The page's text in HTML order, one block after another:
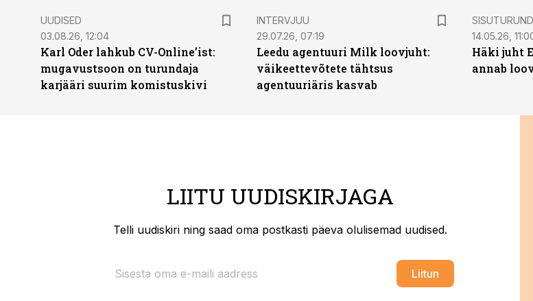
UUDISED
03.08.26, 12:04
Karl Oder lahkub CV-Online’ist:
mugavustsoon on turundaja
karjääri suurim komistuskivi
INTERVJUU
29.07.26, 07:19
Leedu agentuuri Milk loovjuht:
väikeettevõtete tähtsus
agentuuriäris kasvab
ST
14.05.26,
Häki juht
annab
LIITU UUDISKIRJAGA
Telli uudiskiri ning saad oma postkasti päeva olulisemad uudised.
Liitun